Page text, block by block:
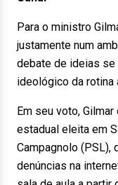
Para o ministro
justamente num
debate de ideias
ideológico da rotina
Em seu voto,
estadual eleita em
Campagnolo (PSL),
denúncias na